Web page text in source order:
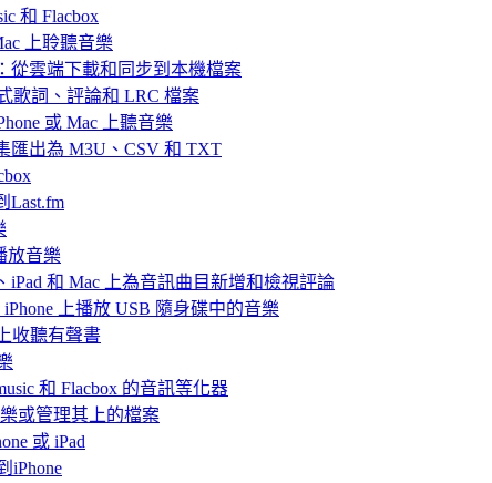
和 Flacbox
上聆聽音樂
從雲端下載和同步到本機檔案
歌詞、評論和 LRC 檔案
或 Mac 上聽音樂
匯出為 M3U、CSV 和 TXT
Last.fm
放音樂
iPad 和 Mac 上為音訊曲目新增和檢視評論
上播放 USB 隨身碟中的音樂
收聽有聲書
和 Flacbox 的音訊等化器
或管理其上的檔案
或 iPad
iPhone